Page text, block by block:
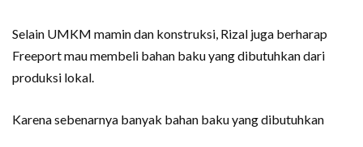
Selain UMKM mamin dan konstruksi, Rizal juga berharap
Freeport mau membeli bahan baku yang dibutuhkan dari
produksi lokal.
Karena sebenarnya banyak bahan baku yang dibutuhkan